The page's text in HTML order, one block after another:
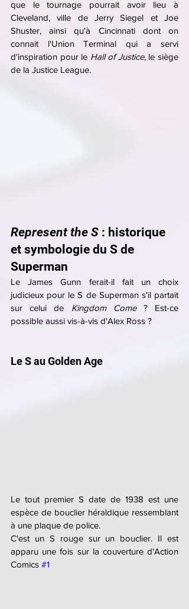
que le tournage pourrait avoir lieu à
Cleveland, ville de Jerry Siegel et Joe
Shuster, ainsi qu'à Cincinnati dont on
connait l'Union Terminal qui a servi
d'inspiration pour le Hall of Justice, le siège
de la Justice League.
Represent the S : historique
et symbologie du S de
Superman
Le James Gunn ferait-il fait un choix
judicieux pour le S de Superman s'il partait
sur celui de Kingdom Come ? Est-ce
possible aussi vis-à-vis d'Alex Ross ?
Le S au Golden Age
Le tout premier S date de 1938 est une
espèce de bouclier héraldique ressemblant
à une plaque de police.
C'est un S rouge sur un bouclier. Il est
apparu une fois sur la couverture d'Action
Comics #1